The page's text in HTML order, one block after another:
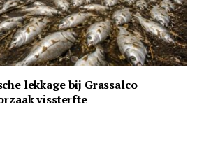
lekkage bij Grassalco
vissterfte